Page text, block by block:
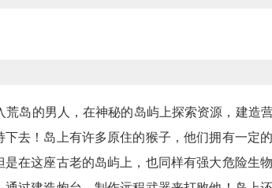
岛的男人，在神秘的岛屿上探索资源，建
去！岛上有许多原住的猴子，他们拥有一
在这座古老的岛屿上，也同样有强大危险生